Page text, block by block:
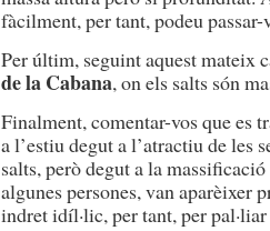
fàcilment, per tant, podeu
Per últim, seguint aquest mateix
de la Cabana, on els salts són
Finalment, comentar-vos que es
a l’estiu degut a l’atractiu de les
salts, però degut a la
algunes persones, van aparèixer
indret idíl·lic, per tant, per